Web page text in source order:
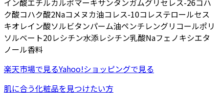
イン酸エチルカルボマーキサンタンガムグリセレス-26コハ
ク酸コハク酸2Naコメヌカ油コレス-10コレステロールセス
キオレイン酸ソルビタンパーム油ペンチレングリコールポリ
ソルベート20レシチン水添レシチン乳酸Naフェノキシエタ
ノール香料
楽天市場で見るYahoo!ショッピングで見る
肌に合う化粧品を見つけたい方